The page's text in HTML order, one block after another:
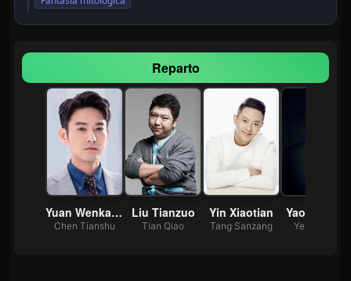
Reparto
Yuan Wenkang
Chen Tianshu
Liu Tianzuo
Tian Qiao
Yin Xiaotian
Tang Sanzang
Yao
Ye Pucheng